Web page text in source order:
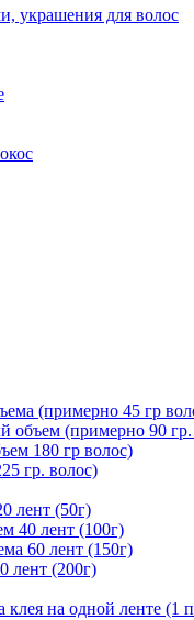
украшения для волос
(примерно 45 гр
объем (примерно 90 гр.
180 гр волос)
гр. волос)
лент (50г)
40 лент (100г)
60 лент (150г)
лент (200г)
на одной ленте (1